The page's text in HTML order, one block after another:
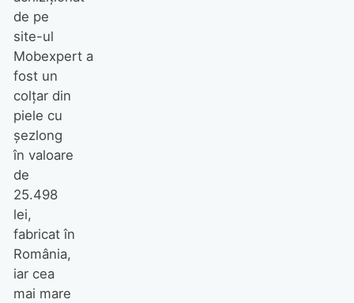
de pe
site-ul
Mobexpert a
fost un
colțar din
piele cu
șezlong
în valoare
de
25.498
lei,
fabricat în
România,
iar cea
mai mare